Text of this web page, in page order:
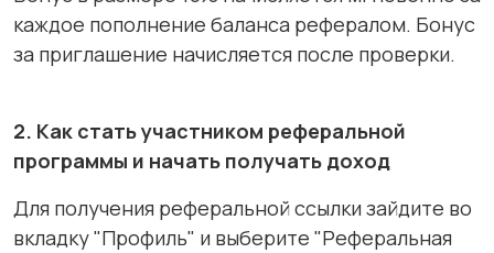
каждое пополнение баланса рефералом. Бонус
за приглашение начисляется после проверки.
2. Как стать участником реферальной
программы и начать получать доход
Для получения реферальной ссылки зайдите во
вкладку "Профиль" и выберите "Реферальная